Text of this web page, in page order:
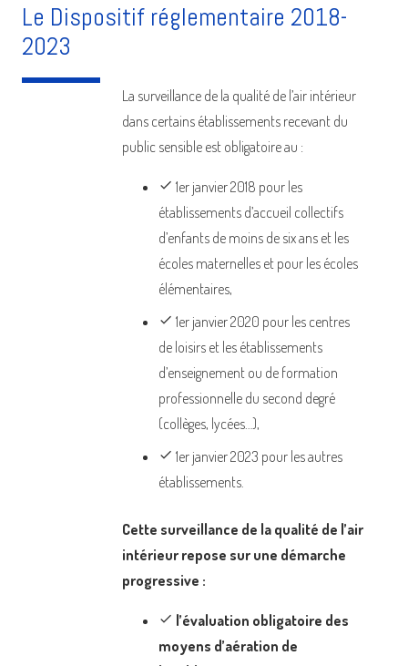
Le Dispositif réglementaire 2018-
2023
La surveillance de la qualité de l’air intérieur
dans certains établissements recevant du
public sensible est obligatoire au :
done 1er janvier 2018 pour les
établissements d’accueil collectifs
d’enfants de moins de six ans et les
écoles maternelles et pour les écoles
élémentaires,
done 1er janvier 2020 pour les centres
de loisirs et les établissements
d’enseignement ou de formation
professionnelle du second degré
(collèges, lycées…),
done 1er janvier 2023 pour les autres
établissements.
Cette surveillance de la qualité de l’air
intérieur repose sur une démarche
progressive :
done l’évaluation obligatoire des
moyens d’aération de